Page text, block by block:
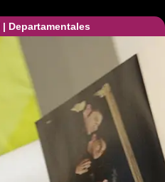
| Departamentales